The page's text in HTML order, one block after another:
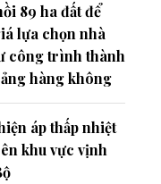
89 ha đất để
lựa chọn nhà
công trình thành
hàng không
áp thấp nhiệt
khu vực vịnh